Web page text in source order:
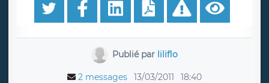
Publié par liliflo
2 messages 13/03/2011 18:40